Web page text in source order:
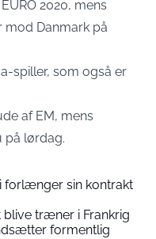
2020, mens
mod Danmark på
spiller, som også er
af EM, mens
på lørdag.
forlænger sin kontrakt
træner i Frankrig
formentlig